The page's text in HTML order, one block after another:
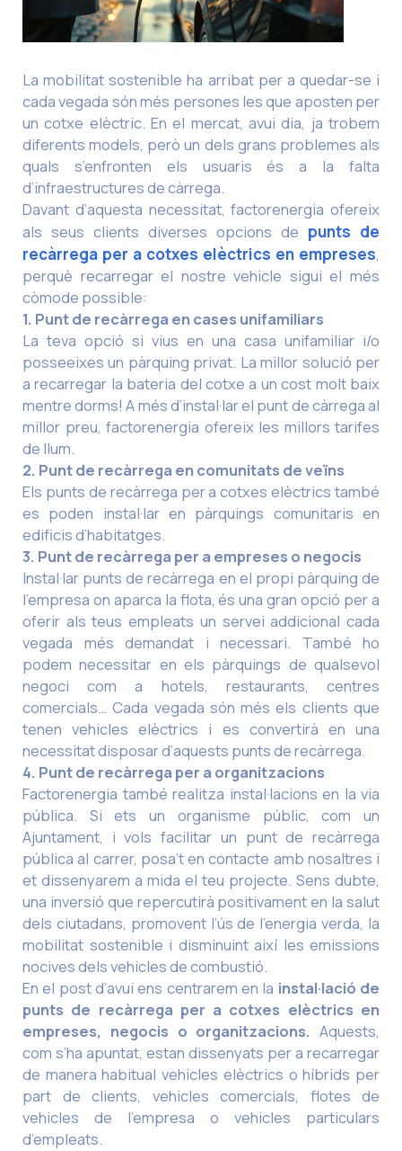
La mobilitat sostenible ha arribat per a quedar-se i
cada vegada són més persones les que aposten per
un cotxe elèctric. En el mercat, avui dia, ja trobem
diferents models, però un dels grans problemes als
quals s’enfronten els usuaris és a la falta
d’infraestructures de càrrega.
Davant d’aquesta necessitat, factorenergia ofereix
als seus clients diverses opcions de punts de
recàrrega per a cotxes elèctrics en empreses,
perquè recarregar el nostre vehicle sigui el més
còmode possible:
1. Punt de recàrrega en cases unifamiliars
La teva opció si vius en una casa unifamiliar i/o
posseeixes un pàrquing privat. La millor solució per
a recarregar la bateria del cotxe a un cost molt baix
mentre dorms! A més d’instal·lar el punt de càrrega al
millor preu, factorenergia ofereix les millors tarifes
de llum.
2. Punt de recàrrega en comunitats de veïns
Els punts de recàrrega per a cotxes elèctrics també
es poden instal·lar en pàrquings comunitaris en
edificis d’habitatges.
3. Punt de recàrrega per a empreses o negocis
Instal·lar punts de recàrrega en el propi pàrquing de
l’empresa on aparca la flota, és una gran opció per a
oferir als teus empleats un servei addicional cada
vegada més demandat i necessari. També ho
podem necessitar en els pàrquings de qualsevol
negoci com a hotels, restaurants, centres
comercials… Cada vegada són més els clients que
tenen vehicles elèctrics i es convertirà en una
necessitat disposar d’aquests punts de recàrrega.
4. Punt de recàrrega per a organitzacions
Factorenergia també realitza instal·lacions en la via
pública. Si ets un organisme públic, com un
Ajuntament, i vols facilitar un punt de recàrrega
pública al carrer, posa’t en contacte amb nosaltres i
et dissenyarem a mida el teu projecte. Sens dubte,
una inversió que repercutirà positivament en la salut
dels ciutadans, promovent l’ús de l’energia verda, la
mobilitat sostenible i disminuint així les emissions
nocives dels vehicles de combustió.
En el post d’avui ens centrarem en la instal·lació de
punts de recàrrega per a cotxes elèctrics en
empreses, negocis o organitzacions. Aquests,
com s’ha apuntat, estan dissenyats per a recarregar
de manera habitual vehicles elèctrics o híbrids per
part de clients, vehicles comercials, flotes de
vehicles de l’empresa o vehicles particulars
d’empleats.